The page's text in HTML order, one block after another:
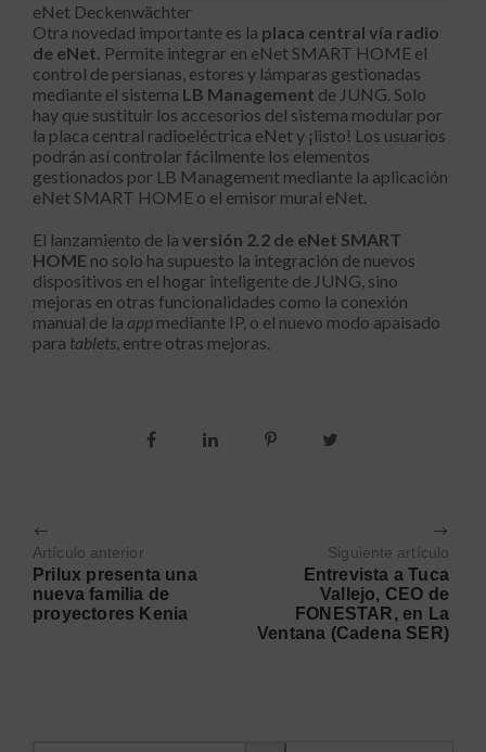
eNet Deckenwächter
Otra novedad importante es la placa central vía radio
de eNet. Permite integrar en eNet SMART HOME el
control de persianas, estores y lámparas gestionadas
mediante el sistema LB Management de JUNG. Solo
hay que sustituir los accesorios del sistema modular por
la placa central radioeléctrica eNet y ¡listo! Los usuarios
podrán así controlar fácilmente los elementos
gestionados por LB Management mediante la aplicación
eNet SMART HOME o el emisor mural eNet.
El lanzamiento de la versión 2.2 de eNet SMART
HOME no solo ha supuesto la integración de nuevos
dispositivos en el hogar inteligente de JUNG, sino
mejoras en otras funcionalidades como la conexión
manual de la app mediante IP, o el nuevo modo apaisado
para tablets, entre otras mejoras.
Artículo anterior
Prilux presenta una
nueva familia de
proyectores Kenia
Siguiente artículo
Entrevista a Tuca
Vallejo, CEO de
FONESTAR, en La
Ventana (Cadena SER)